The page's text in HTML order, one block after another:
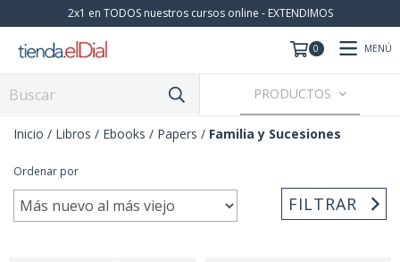
2x1 en TODOS nuestros cursos online - EXTENDIMOS
0 MENÚ
PRODUCTOS
Inicio / Libros / Ebooks / Papers / Familia y Sucesiones
Ordenar por
FILTRAR